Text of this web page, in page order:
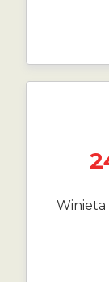
Winieta